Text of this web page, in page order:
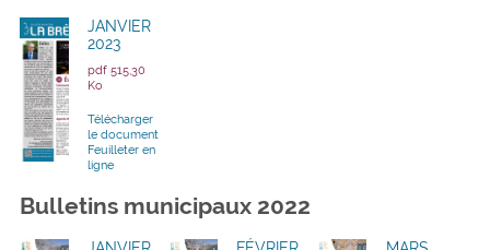
JANVIER
2023
pdf 515,30
Ko
Télécharger
le document
Feuilleter en
ligne
Bulletins municipaux 2022